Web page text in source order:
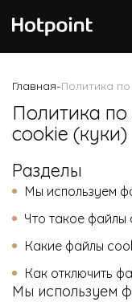
Морозильные
Стиральные и
Посудомоечные
Варочные панели
Духовые шкафы
Вытяжки
Главная-Политика
Политика
cookie (куки)
Разделы
Мы используем
Что такое файлы
Какие файлы
Как отключить
Мы используем